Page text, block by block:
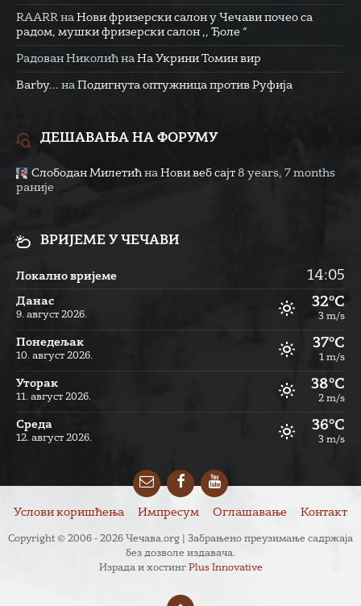
RAARR на Нови фризерски салон у Чечави почео са
радом, мушки фризерски салон ,, Ђоле “
Радован Николић на На Укрини Томин вир
Barby... на Подигнута оптужница против Руфија
ДЕШАВАЊА НА ФОРУМУ
Слободан Милетић на Нови веб сајт 8 years, 7 months
раније
ВРИЈЕМЕ У ЧЕЧАВИ
Локално вријеме 14:05
Данас
9. август 2026.
32°C
3 m/s
Понедељак
10. август 2026.
37°C
1 m/s
Уторак
11. август 2026.
38°C
2 m/s
Cреда
12. август 2026.
36°C
3 m/s
EmailFacebookYouTube
Услови коришћења Импресум Оглашавање Контакт
Copyright © 2006 - 2026 Чечава.org | Забрањено преузимање садржаја
без дозволе издавача.
Израда и хостинг Plus Innovative